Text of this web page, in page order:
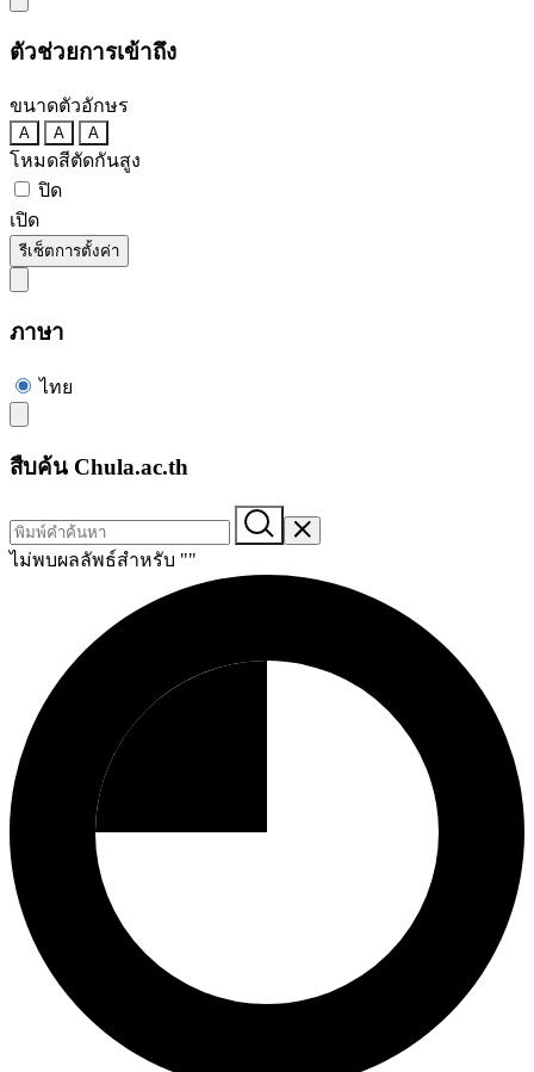
ตัวช่วยการเข้าถึง
ขนาดตัวอักษร
A A A
โหมดสีตัดกันสูง
ปิด
เปิด
รีเซ็ตการตั้งค่า
ภาษา
ไทย
สืบค้น Chula.ac.th
ไม่พบผลลัพธ์สำหรับ ""